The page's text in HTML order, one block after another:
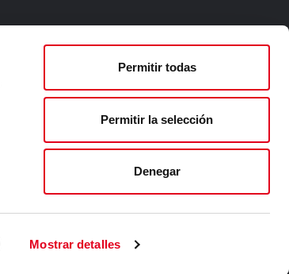
Mostrar detalles
Permitir todas
Permitir la selección
Denegar